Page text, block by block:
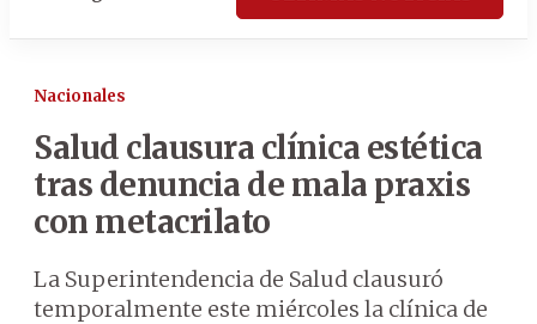
Nacionales
Salud clausura clínica estética
tras denuncia de mala praxis
con metacrilato
La Superintendencia de Salud clausuró
temporalmente este miércoles la clínica de